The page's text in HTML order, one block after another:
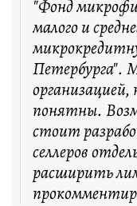
"Фонд
малого и
Петербурга".
организацией,
понятны.
стоит
селлеров
расширить